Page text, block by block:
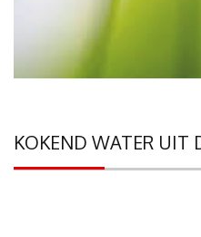
KOKEND WATER UIT